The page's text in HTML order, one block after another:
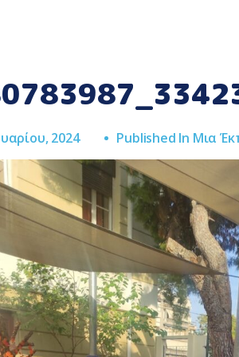
2024 Published In Μια